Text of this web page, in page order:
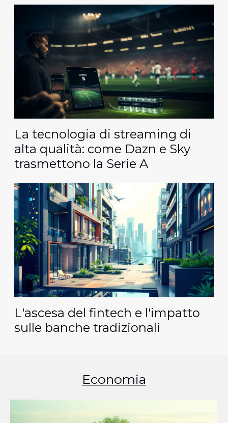
La tecnologia di streaming di
alta qualità: come Dazn e Sky
trasmettono la Serie A
L'ascesa del fintech e l'impatto
sulle banche tradizionali
Economia